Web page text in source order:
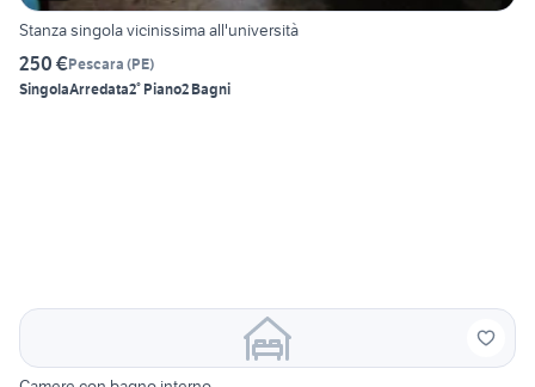
Stanza singola vicinissima all'università
250 €Pescara (PE)
SingolaArredata2° Piano2 Bagni